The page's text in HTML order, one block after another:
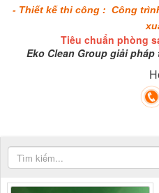
- Thiết kế thi công : Công
Tiêu chuẩn phòng
Eko Clean Group giải